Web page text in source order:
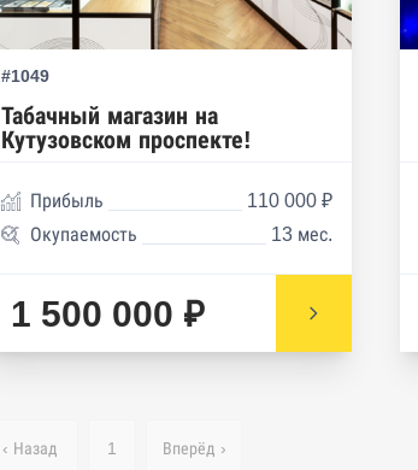
#1049
Табачный магазин на
Кутузовском проспекте!
Прибыль
110 000 ₽
Окупаемость
13 мес.
1 500 000 ₽
‹ Назад 1 Вперёд ›